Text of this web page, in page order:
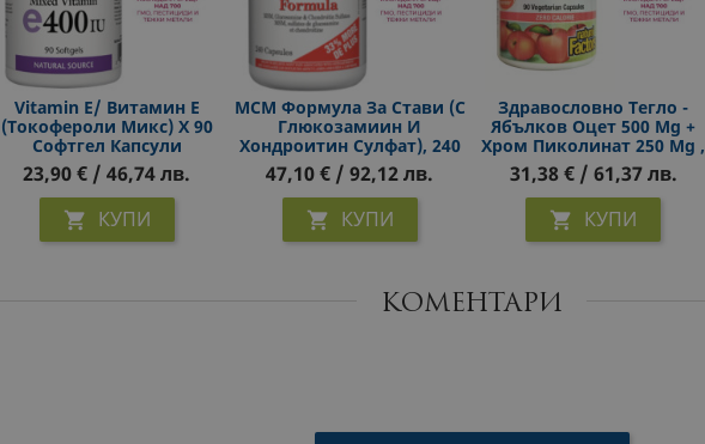
Vitamin E/ Витамин Е
(токофероли Микс) Х 90
Софтгел Капсули
23,90 € / 46,74 лв.
 КУПИ
МСМ Формула За Стави (с
Глюкозамиин И
Хондроитин Сулфат), 240
Капсули
47,10 € / 92,12 лв.
 КУПИ
Здравословно Тегло -
Ябълков Оцет 500 Mg +
Хром Пиколинат 250 Μg ,
90 V Капсули
31,38 € / 61,37 лв.
 КУПИ
КОМЕНТАРИ